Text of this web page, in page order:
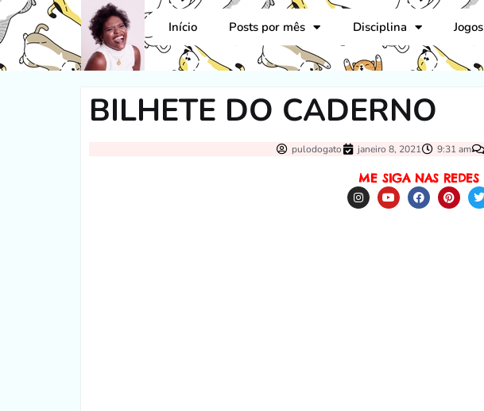
Início Posts por mês Disciplina Jogos
BILHETE DO CADERNO
pulodogato janeiro 8, 2021 9:31 am
ME SIGA NAS REDES